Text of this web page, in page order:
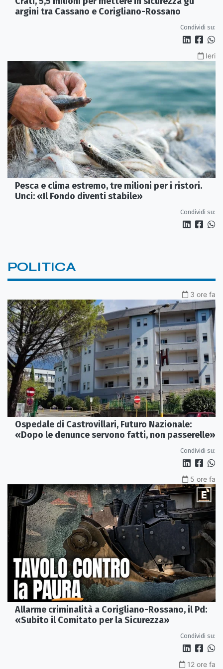
argini tra Cassano e Corigliano-Rossano
Condividi su:
Ieri
Pesca e clima estremo, tre milioni per i ristori.
Unci: «Il Fondo diventi stabile»
Condividi su:
POLITICA
3 ore fa
Ospedale di Castrovillari, Futuro Nazionale:
«Dopo le denunce servono fatti, non passerelle»
Condividi su:
5 ore fa
Allarme criminalità a Corigliano-Rossano, il Pd:
«Subito il Comitato per la Sicurezza»
Condividi su:
12 ore fa